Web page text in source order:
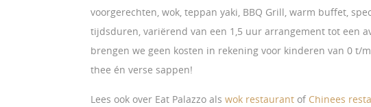
voorgerechten, wok, teppan yaki, BBQ Grill, warm buffet,
tijdsduren, variërend van een 1,5 uur arrangement tot een
brengen we geen kosten in rekening voor kinderen van 0
thee én verse sappen!
Lees ook over Eat Palazzo als wok restaurant of Chinees